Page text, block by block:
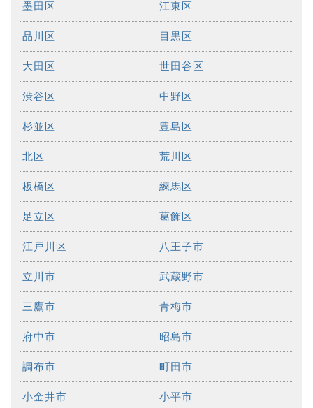
墨田区 江東区
品川区 目黒区
大田区 世田谷区
渋谷区 中野区
杉並区 豊島区
北区 荒川区
板橋区 練馬区
足立区 葛飾区
江戸川区 八王子市
立川市 武蔵野市
三鷹市 青梅市
府中市 昭島市
調布市 町田市
小金井市 小平市